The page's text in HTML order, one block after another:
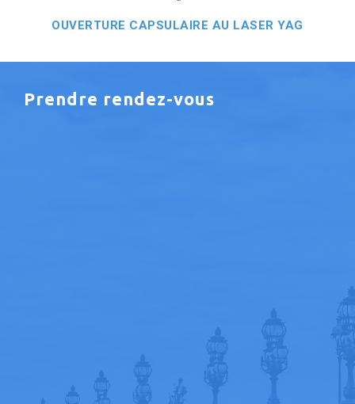
OUVERTURE CAPSULAIRE AU LASER YAG
Prendre rendez-vous